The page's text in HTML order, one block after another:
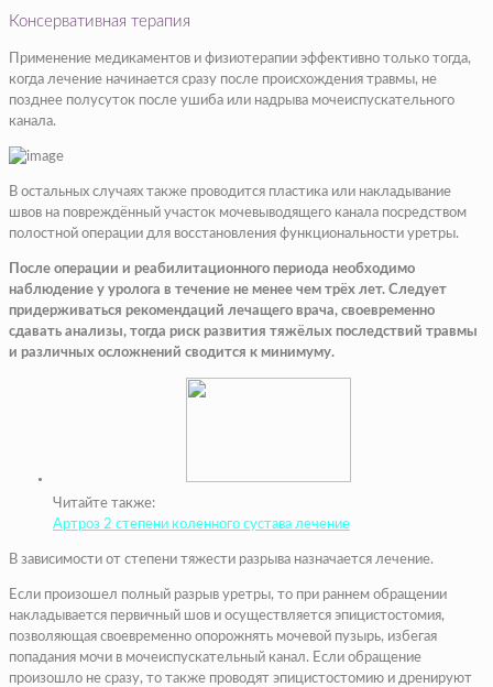
Консервативная терапия
Применение медикаментов и физиотерапии эффективно только тогда,
когда лечение начинается сразу после происхождения травмы, не
позднее полусуток после ушиба или надрыва мочеиспускательного
канала.
В остальных случаях также проводится пластика или накладывание
швов на повреждённый участок мочевыводящего канала посредством
полостной операции для восстановления функциональности уретры.
После операции и реабилитационного периода необходимо
наблюдение у уролога в течение не менее чем трёх лет. Следует
придерживаться рекомендаций лечащего врача, своевременно
сдавать анализы, тогда риск развития тяжёлых последствий травмы
и различных осложнений сводится к минимуму.
Читайте также:
Артроз 2 степени коленного сустава лечение
В зависимости от степени тяжести разрыва назначается лечение.
Если произошел полный разрыв уретры, то при раннем обращении
накладывается первичный шов и осуществляется эпицистостомия,
позволяющая своевременно опорожнять мочевой пузырь, избегая
попадания мочи в мочеиспускательный канал. Если обращение
произошло не сразу, то также проводят эпицистостомию и дренируют